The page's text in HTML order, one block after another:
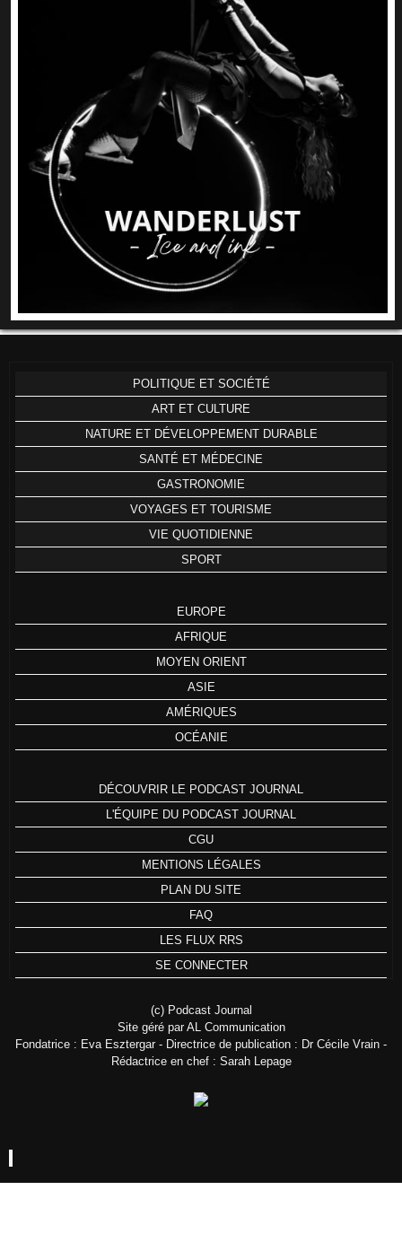
POLITIQUE ET SOCIÉTÉ
ART ET CULTURE
NATURE ET DÉVELOPPEMENT DURABLE
SANTÉ ET MÉDECINE
GASTRONOMIE
VOYAGES ET TOURISME
VIE QUOTIDIENNE
SPORT
EUROPE
AFRIQUE
MOYEN ORIENT
ASIE
AMÉRIQUES
OCÉANIE
DÉCOUVRIR LE PODCAST JOURNAL
L'ÉQUIPE DU PODCAST JOURNAL
CGU
MENTIONS LÉGALES
PLAN DU SITE
FAQ
LES FLUX RRS
SE CONNECTER
(c) Podcast Journal
Site géré par AL Communication
Fondatrice : Eva Esztergar - Directrice de publication : Dr Cécile Vrain -
Rédactrice en chef : Sarah Lepage